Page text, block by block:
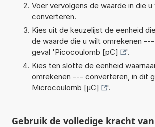
Voer vervolgens de waarde in die
converteren.
Kies uit de keuzelijst de eenheid
de waarde die u wilt omrekenen
geval 'Picocoulomb [pC]
'.
Kies ten slotte de eenheid
omrekenen --- converteren, in dit
Microcoulomb [µC]
'.
Gebruik de volledige kracht van